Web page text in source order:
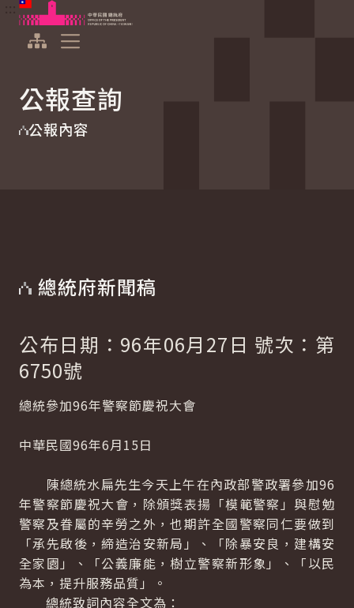
跳到主要內容
中華民國總統府
公報查詢
公報內容
總統府新聞稿
公布日期：96年06月27日 號次：第
6750號
總統參加96年警察節慶祝大會
中華民國96年6月15日
陳總統水扁先生今天上午在內政部警政署參加96
年警察節慶祝大會，除頒獎表揚「模範警察」與慰勉
警察及眷屬的辛勞之外，也期許全國警察同仁要做到
「承先啟後，締造治安新局」、「除暴安良，建構安
全家園」、「公義廉能，樹立警察新形象」、「以民
為本，提升服務品質」。
總統致詞內容全文為：